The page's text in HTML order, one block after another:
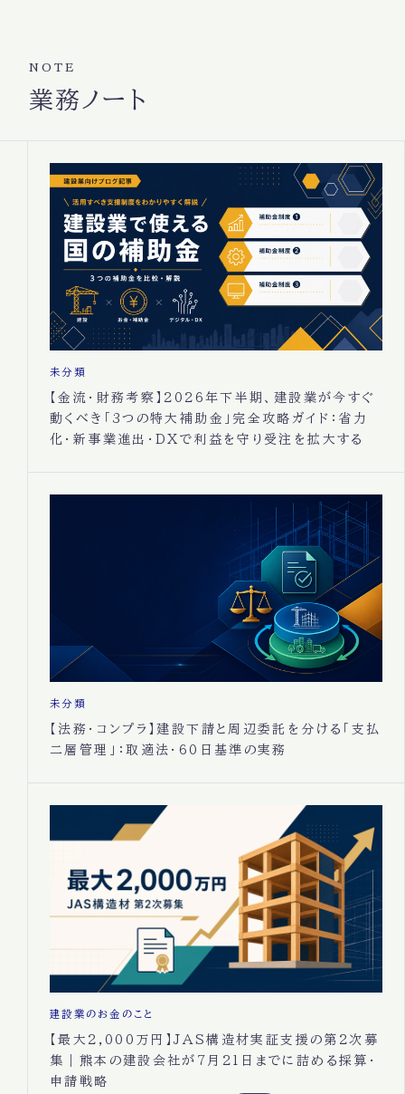
NOTE
業務ノート
未分類
【金流・財務考察】2026年下半期、建設業が今すぐ
動くべき「3つの特大補助金」完全攻略ガイド：省力
化・新事業進出・DXで利益を守り受注を拡大する
未分類
【法務・コンプラ】建設下請と周辺委託を分ける「支払
二層管理」：取適法・60日基準の実務
建設業のお金のこと
【最大2,000万円】JAS構造材実証支援の第2次募
集｜熊本の建設会社が7月21日までに詰める採算・
申請戦略